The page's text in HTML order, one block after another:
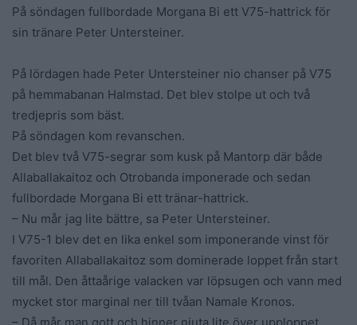
På söndagen fullbordade Morgana Bi ett V75-hattrick för
sin tränare Peter Untersteiner.
På lördagen hade Peter Untersteiner nio chanser på V75
på hemmabanan Halmstad. Det blev stolpe ut och två
tredjepris som bäst.
På söndagen kom revanschen.
Det blev två V75-segrar som kusk på Mantorp där både
Allaballakaitoz och Otrobanda imponerade och sedan
fullbordade Morgana Bi ett tränar-hattrick.
– Nu mår jag lite bättre, sa Peter Untersteiner.
I V75-1 blev det en lika enkel som imponerande vinst för
favoriten Allaballakaitoz som dominerade loppet från start
till mål. Den åttaårige valacken var löpsugen och vann med
mycket stor marginal ner till tvåan Namale Kronos.